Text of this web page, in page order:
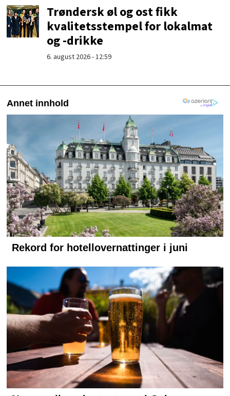
Trøndersk øl og ost fikk
kvalitetsstempel for lokalmat
og -drikke
6. august 2026 - 12:59